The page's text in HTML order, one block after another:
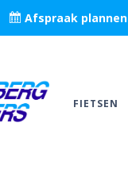
Afspraak plannen
FIETSEN